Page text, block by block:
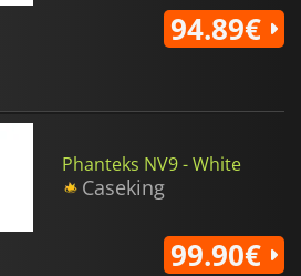
94.89€
Phanteks NV9 - White
Caseking
99.90€